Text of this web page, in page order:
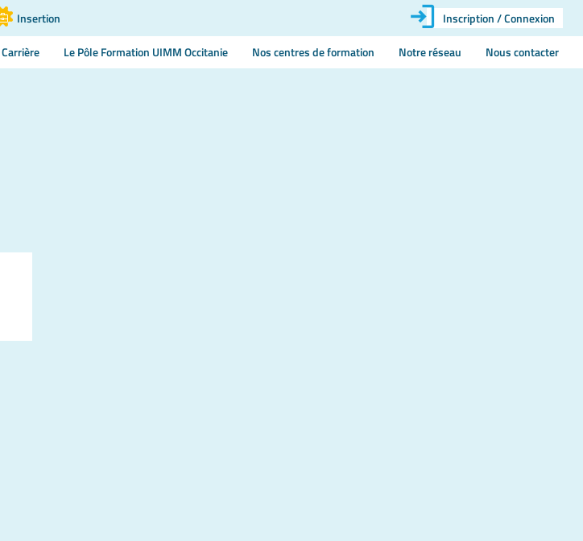
Insertion Inscription / Connexion
Carrière Le Pôle Formation UIMM Occitanie Nos centres de formation Notre réseau Nous contacter